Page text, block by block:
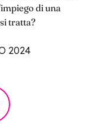
di una
tratta?
2024